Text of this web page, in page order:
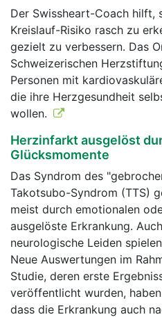
Der Swissheart-Coach hilft,
Kreislauf-Risiko rasch zu
gezielt zu verbessern. Das
Schweizerischen
Personen mit
die ihre Herzgesundheit
wollen.
Herzinfarkt ausgelöst
Glücksmomente
Das Syndrom des
Takotsubo-Syndrom (TTS)
meist durch emotionalen
ausgelöste Erkrankung.
neurologische Leiden
Neue Auswertungen im
Studie, deren erste
veröffentlicht wurden,
dass die Erkrankung auch